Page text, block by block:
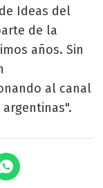
Ideas del
de la
años. Sin
al canal